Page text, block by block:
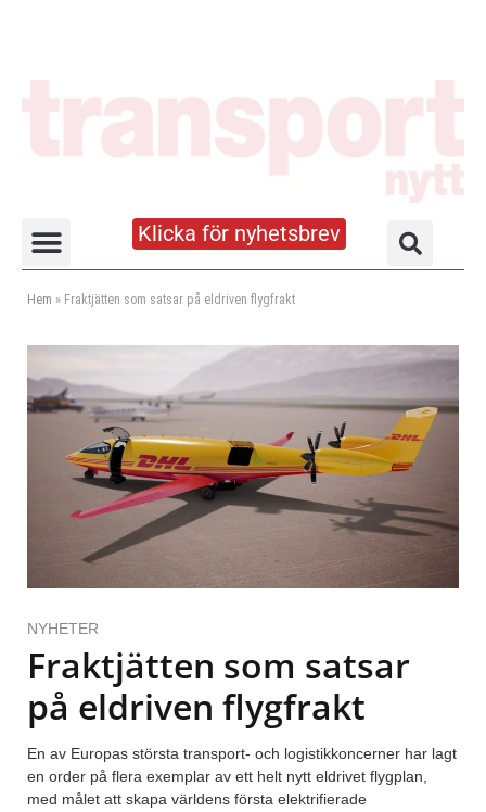
Klicka för nyhetsbrev
Hem » Fraktjätten som satsar på eldriven flygfrakt
NYHETER
Fraktjätten som satsar
på eldriven flygfrakt
En av Europas största transport- och logistikkoncerner har lagt
en order på flera exemplar av ett helt nytt eldrivet flygplan,
med målet att skapa världens första elektrifierade